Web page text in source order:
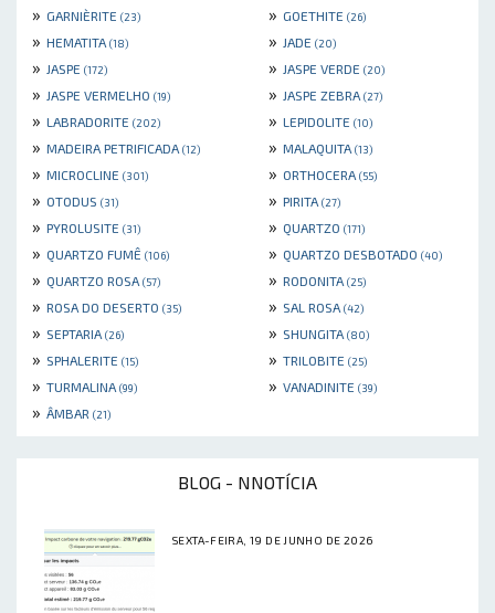
» GARNIÈRITE (23) » GOETHITE (26)
» HEMATITA (18) » JADE (20)
» JASPE (172) » JASPE VERDE (20)
» JASPE VERMELHO (19) » JASPE ZEBRA (27)
» LABRADORITE (202) » LEPIDOLITE (10)
» MADEIRA PETRIFICADA (12) » MALAQUITA (13)
» MICROCLINE (301) » ORTHOCERA (55)
» OTODUS (31) » PIRITA (27)
» PYROLUSITE (31) » QUARTZO (171)
» QUARTZO FUMÊ (106) » QUARTZO DESBOTADO (40)
» QUARTZO ROSA (57) » RODONITA (25)
» ROSA DO DESERTO (35) » SAL ROSA (42)
» SEPTARIA (26) » SHUNGITA (80)
» SPHALERITE (15) » TRILOBITE (25)
» TURMALINA (99) » VANADINITE (39)
» ÂMBAR (21)
BLOG - NNOTÍCIA
SEXTA-FEIRA, 19 DE JUNHO DE 2026